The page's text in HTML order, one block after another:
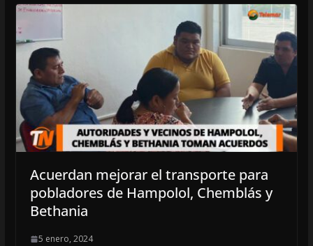
Acuerdan mejorar el transporte para
pobladores de Hampolol, Chemblás y
Bethania
5 enero, 2024